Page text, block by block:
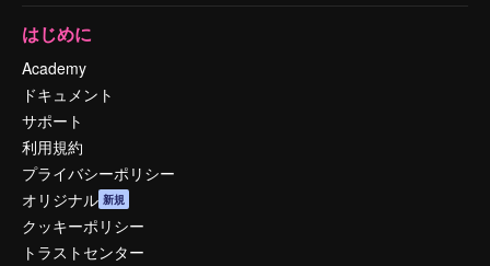
はじめに
Academy
ドキュメント
サポート
利用規約
プライバシーポリシー
オリジナル 新規
クッキーポリシー
トラストセンター